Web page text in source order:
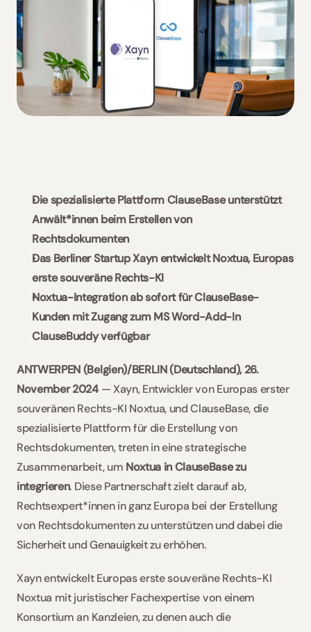
Die spezialisierte Plattform ClauseBase unterstützt
Anwält*innen beim Erstellen von
Rechtsdokumenten
Das Berliner Startup Xayn entwickelt Noxtua, Europas
erste souveräne Rechts-KI
Noxtua-Integration ab sofort für ClauseBase-
Kunden mit Zugang zum MS Word-Add-In
ClauseBuddy verfügbar
ANTWERPEN (Belgien)/BERLIN (Deutschland), 26.
November 2024 — Xayn, Entwickler von Europas erster
souveränen Rechts-KI Noxtua, und ClauseBase, die
spezialisierte Plattform für die Erstellung von
Rechtsdokumenten, treten in eine strategische
Zusammenarbeit, um Noxtua in ClauseBase zu
integrieren. Diese Partnerschaft zielt darauf ab,
Rechtsexpert*innen in ganz Europa bei der Erstellung
von Rechtsdokumenten zu unterstützen und dabei die
Sicherheit und Genauigkeit zu erhöhen.
Xayn entwickelt Europas erste souveräne Rechts-KI
Noxtua mit juristischer Fachexpertise von einem
Konsortium an Kanzleien, zu denen auch die
Slovaquie / Beck-Noxtua
Bulgarie / Ciela-Noxtua
Suède / Blendow-Noxtua